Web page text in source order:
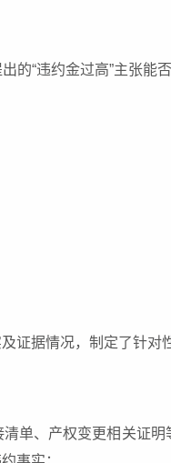
“违约金过高”主张能否
证据情况，制定了针对
单、产权变更相关证